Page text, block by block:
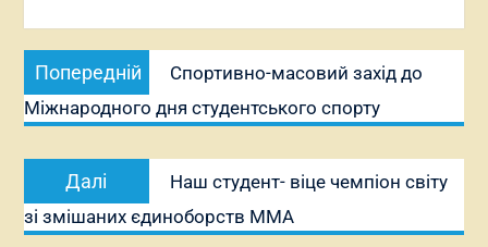
Навігація
записів
Попередній
запис:
Спортивно-масовий захід до
Міжнародного дня студентського спорту
Далі
запис:
Наш студент- віце чемпіон світу
зі змішаних єдиноборств ММА